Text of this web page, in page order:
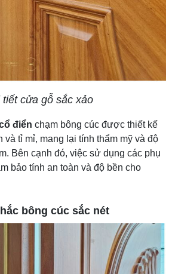
tiết cửa gỗ sắc xảo
điển chạm bông cúc được thiết kế
và tỉ mỉ, mang lại tính thẩm mỹ và độ
Bên cạnh đó, việc sử dụng các phụ
bảo tính an toàn và độ bền cho
bông cúc sắc nét